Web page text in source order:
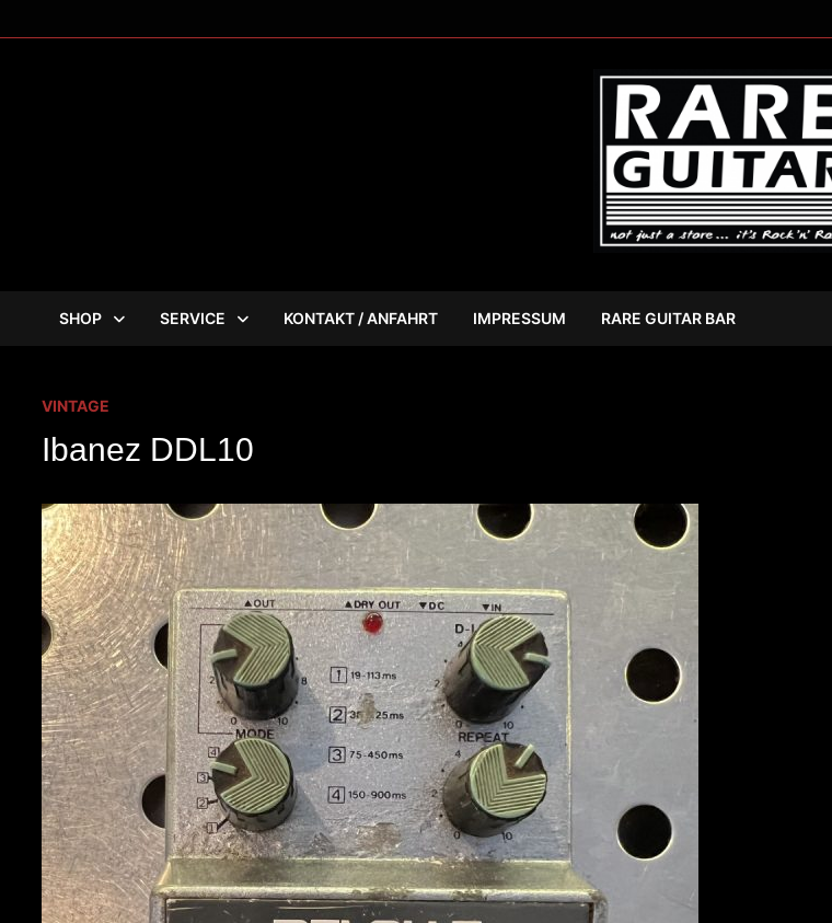
Inhalt
SHOP SERVICE KONTAKT / ANFAHRT IMPRESSUM RARE GUITAR BAR
VINTAGE
Ibanez DDL10